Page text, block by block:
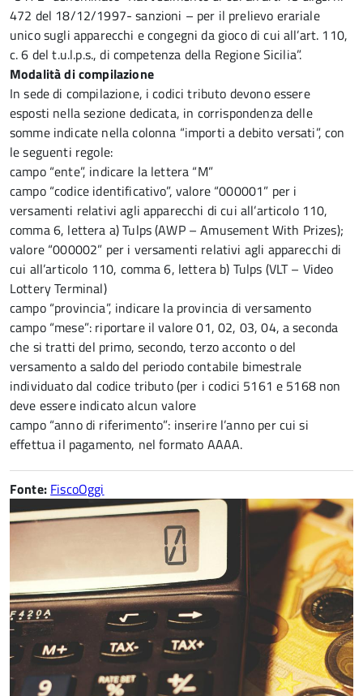
472 del 18/12/1997- sanzioni – per il prelievo erariale
unico sugli apparecchi e congegni da gioco di cui all’art. 110,
c. 6 del t.u.l.p.s., di competenza della Regione Sicilia”.
Modalità di compilazione
In sede di compilazione, i codici tributo devono essere
esposti nella sezione dedicata, in corrispondenza delle
somme indicate nella colonna “importi a debito versati”, con
le seguenti regole:
campo “ente”, indicare la lettera “M”
campo “codice identificativo”, valore “000001” per i
versamenti relativi agli apparecchi di cui all’articolo 110,
comma 6, lettera a) Tulps (AWP – Amusement With Prizes);
valore “000002” per i versamenti relativi agli apparecchi di
cui all’articolo 110, comma 6, lettera b) Tulps (VLT – Video
Lottery Terminal)
campo “provincia”, indicare la provincia di versamento
campo “mese”: riportare il valore 01, 02, 03, 04, a seconda
che si tratti del primo, secondo, terzo acconto o del
versamento a saldo del periodo contabile bimestrale
individuato dal codice tributo (per i codici 5161 e 5168 non
deve essere indicato alcun valore
campo “anno di riferimento”: inserire l’anno per cui si
effettua il pagamento, nel formato AAAA.
Fonte: FiscoOggi